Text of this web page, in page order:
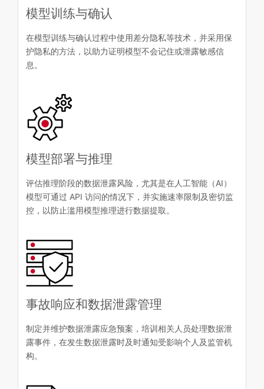
模型训练与确认
在模型训练与确认过程中使用差分隐私等技术，并采用保
护隐私的方法，以助力证明模型不会记住或泄露敏感信
息。
模型部署与推理
评估推理阶段的数据泄露风险，尤其是在人工智能（AI）
模型可通过 API 访问的情况下，并实施速率限制及密切监
控，以防止滥用模型推理进行数据提取。
事故响应和数据泄露管理
制定并维护数据泄露应急预案，培训相关人员处理数据泄
露事件，在发生数据泄露时及时通知受影响个人及监管机
构。